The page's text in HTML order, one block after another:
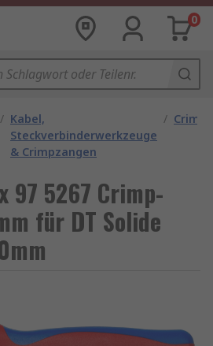
0
/ Kabel,
Steckverbinderwerkzeuge
& Crimpzangen
/
97 5267 Crimp-
für DT Solide